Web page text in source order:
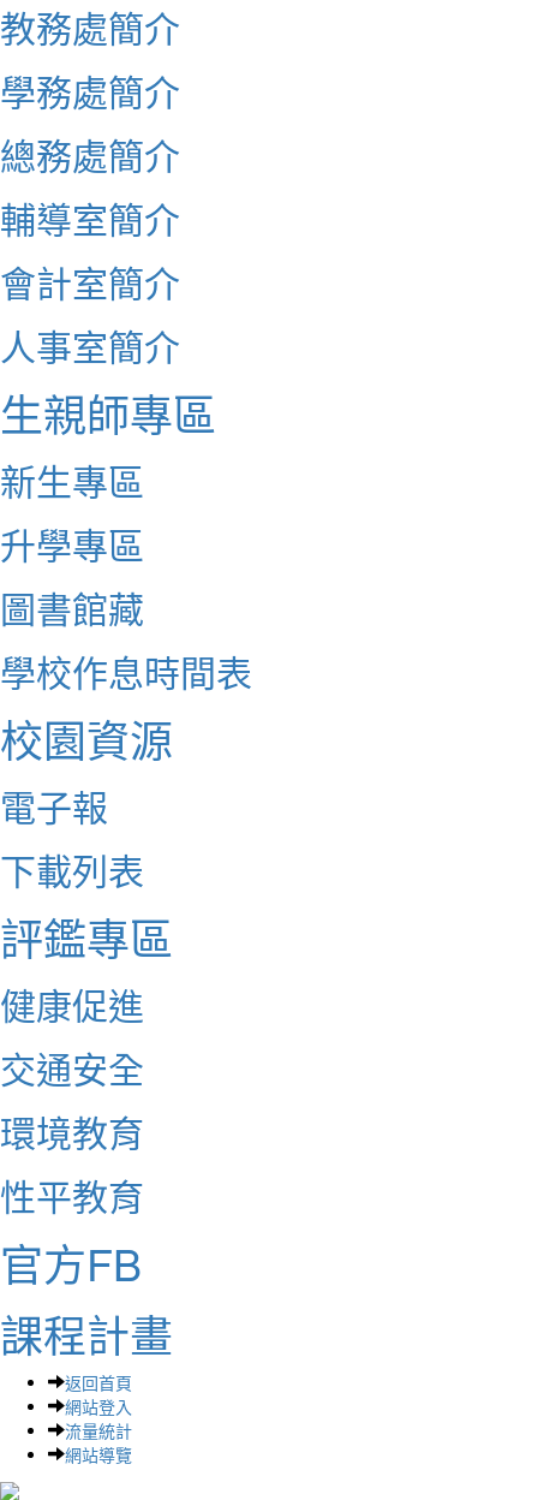
教務處簡介
學務處簡介
總務處簡介
輔導室簡介
會計室簡介
人事室簡介
生親師專區
新生專區
升學專區
圖書館藏
學校作息時間表
校園資源
電子報
下載列表
評鑑專區
健康促進
交通安全
環境教育
性平教育
官方FB
課程計畫
返回首頁
網站登入
流量統計
網站導覽